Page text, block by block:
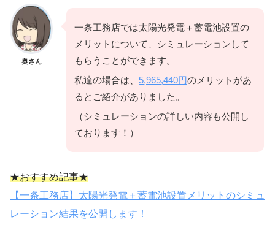
奥さん
一条工務店では太陽光発電＋蓄電池設置の
メリットについて、シミュレーションして
もらうことができます。
私達の場合は、 5,965,440円のメリットがあ
るとご紹介がありました。
（シミュレーションの詳しい内容も公開し
ております！）
★おすすめ記事★
【一条工務店】太陽光発電＋蓄電池設置メリットのシミュ
レーション結果を公開します！